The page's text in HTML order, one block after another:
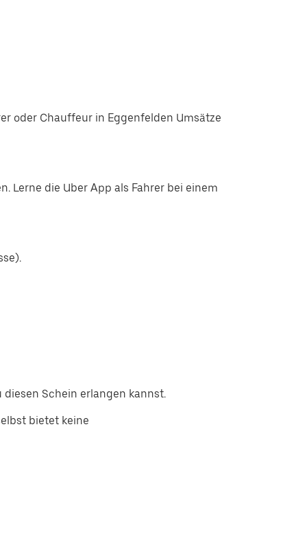
oder Chauffeur in Eggenfelden Umsätze
Lerne die Uber App als Fahrer bei einem
Schein erlangen kannst.
bietet keine